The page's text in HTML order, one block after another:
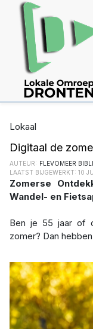
Lokaal
Digitaal de
AUTEUR: FLEVOMEER
LAATST BIJGEWERKT: 10
Zomerse Ontdekkingstocht: Ontdek Nederland met
Wandel- en
Ben je 55 jaar of
zomer? Dan